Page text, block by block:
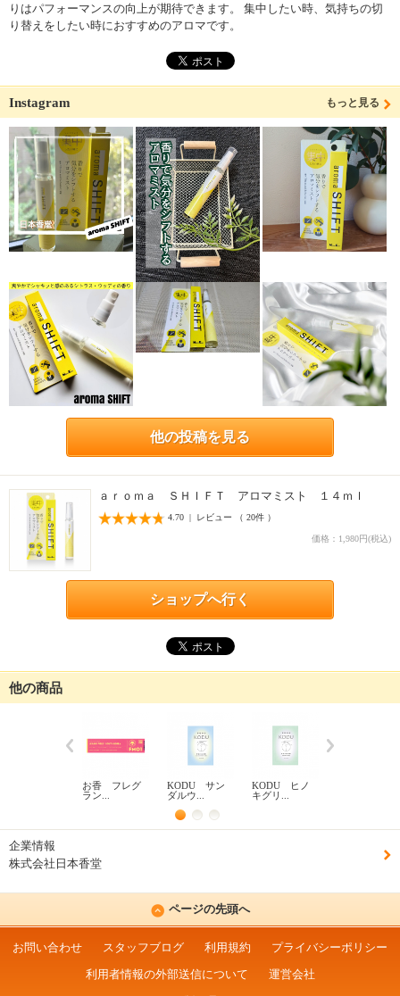
りはパフォーマンスの向上が期待できます。 集中したい時、気持ちの切
り替えをしたい時におすすめのアロマです。
Instagram もっと見る
他の投稿を見る
ａｒｏｍａ ＳＨＩＦＴ アロマミスト １４ｍｌ
4.70 | レビュー （ 20件 ）
価格：1,980円(税込)
ショップへ行く
他の商品
お香 フレグ
ラン...
KODU サン
ダルウ...
KODU ヒノ
キグリ...
企業情報
株式会社日本香堂
ページの先頭へ
お問い合わせ スタッフブログ 利用規約
プライバシーポリシー
利用者情報の外部送信について
運営会社